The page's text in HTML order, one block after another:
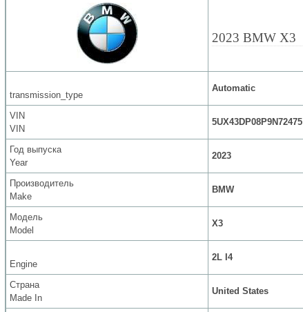
2023 BMW X3
transmission_type
Automatic
VIN
VIN
5UX43DP08P9N72475
Год выпуска
Year
2023
Производитель
Make
BMW
Модель
Model
X3
Engine
2L I4
Страна
Made In
United States